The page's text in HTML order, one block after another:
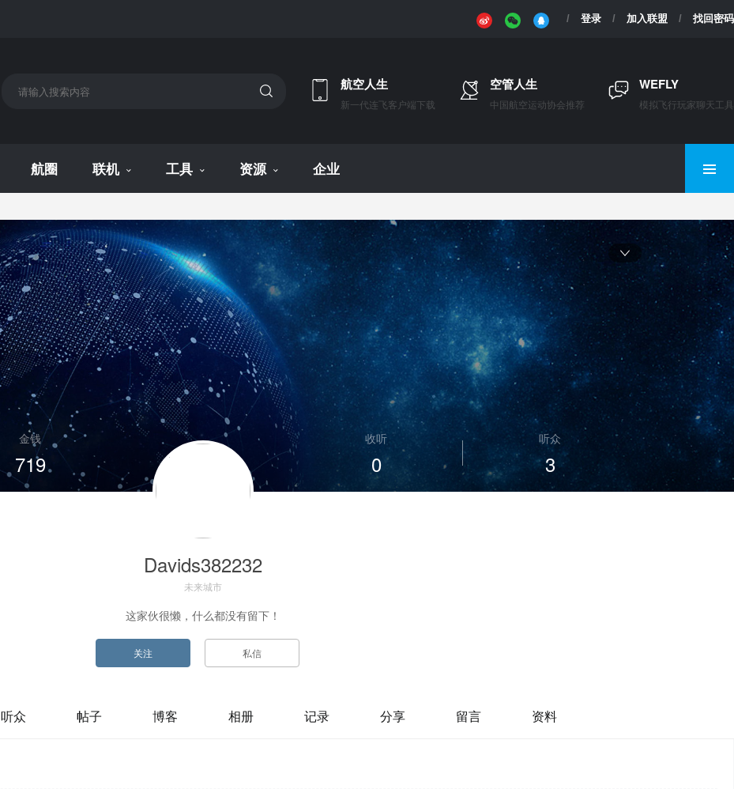
登录 加入联盟 找回密码
航空人生
新一代连飞客户端下载
空管人生
中国航空运动协会推荐
WEFLY
模拟飞行玩家聊天工具
航圈 联机 工具 资源 企业
金钱
719
听众
3
收听
0
Davids382232
未来城市
这家伙很懒，什么都没有留下！
听众 帖子 博客 相册 记录 分享 留言 资料